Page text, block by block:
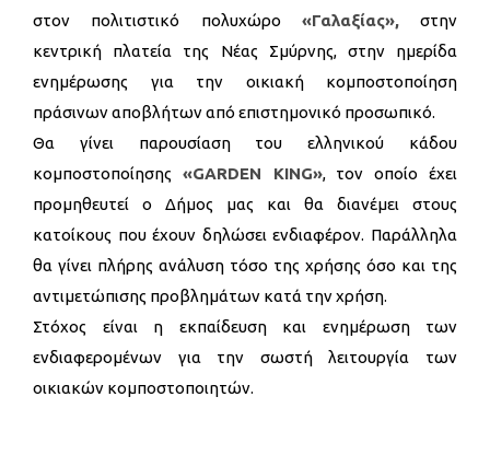
στον πολιτιστικό πολυχώρο «Γαλαξίας»,στην
κεντρική πλατεία της Νέας Σμύρνης, στην ημερίδα
ενημέρωσης για την οικιακή κομποστοποίηση
πράσινων αποβλήτων από επιστημονικό προσωπικό.
Θα γίνει παρουσίαση του ελληνικού κάδου
κομποστοποίησης «GARDEN KING», τον οποίο έχει
προμηθευτεί ο Δήμος μας και θα διανέμει στους
κατοίκους που έχουν δηλώσει ενδιαφέρον. Παράλληλα
θα γίνει πλήρης ανάλυση τόσο της χρήσης όσο και της
αντιμετώπισης προβλημάτων κατά την χρήση.
Στόχος είναι η εκπαίδευση και ενημέρωση των
ενδιαφερομένων για την σωστή λειτουργία των
οικιακών κομποστοποιητών.